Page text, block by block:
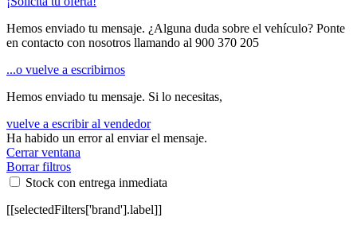
Hemos enviado tu mensaje. ¿Alguna duda sobre el vehículo? Ponte
en contacto con nosotros llamando al 900 370 205
...o vuelve a escribirnos
Hemos enviado tu mensaje. Si lo necesitas,
vuelve a escribir al vendedor
Ha habido un error al enviar el mensaje.
Cerrar ventana
Borrar filtros
Stock con entrega inmediata
[[selectedFilters['brand'].label]]